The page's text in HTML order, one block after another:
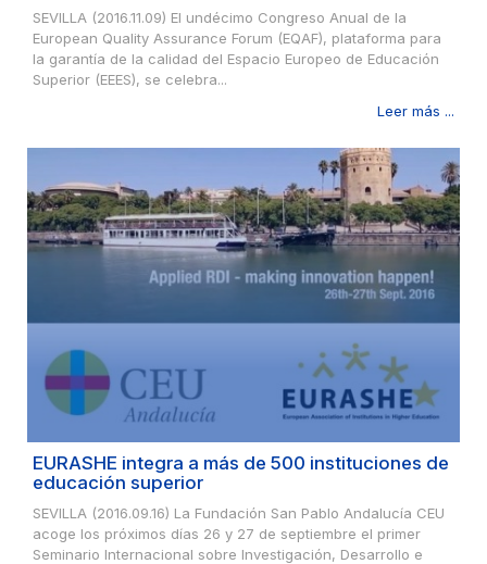
SEVILLA (2016.11.09) El undécimo Congreso Anual de la
European Quality Assurance Forum (EQAF), plataforma para
la garantía de la calidad del Espacio Europeo de Educación
Superior (EEES), se celebra...
Leer más ...
EURASHE integra a más de 500 instituciones de
educación superior
SEVILLA (2016.09.16) La Fundación San Pablo Andalucía CEU
acoge los próximos días 26 y 27 de septiembre el primer
Seminario Internacional sobre Investigación, Desarrollo e